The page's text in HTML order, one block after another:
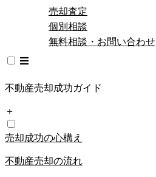
売却査定
個別相談
無料相談・お問い合わせ
不動産売却成功ガイド
＋
売却成功の心構え
不動産売却の流れ